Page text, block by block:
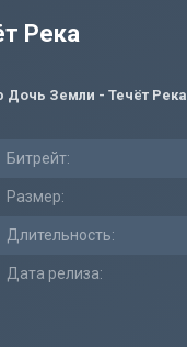
Река
Дочь Земли - Течёт Река
Битрейт:
Размер:
Длительность:
Дата релиза: